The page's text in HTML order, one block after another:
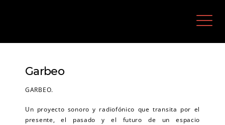
Garbeo
GARBEO.
Un proyecto sonoro y radiofónico que transita por el
presente, el pasado y el futuro de un espacio